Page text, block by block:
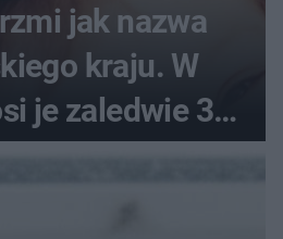
jak nazwa
kraju. W
je zaledwie 3